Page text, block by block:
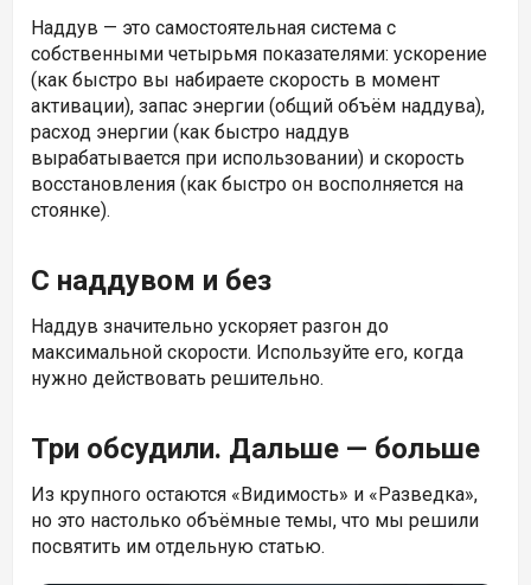
Наддув — это самостоятельная система с
собственными четырьмя показателями: ускорение
(как быстро вы набираете скорость в момент
активации), запас энергии (общий объём наддува),
расход энергии (как быстро наддув
вырабатывается при использовании) и скорость
восстановления (как быстро он восполняется на
стоянке).
С наддувом и без
Наддув значительно ускоряет разгон до
максимальной скорости. Используйте его, когда
нужно действовать решительно.
Три обсудили. Дальше — больше
Из крупного остаются «Видимость» и «Разведка»,
но это настолько объёмные темы, что мы решили
посвятить им отдельную статью.